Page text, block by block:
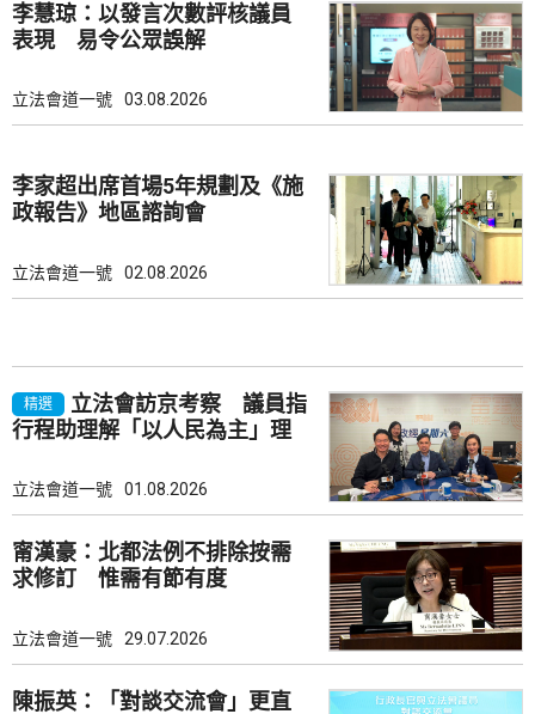
李慧琼：以發言次數評核議員
表現 易令公眾誤解
立法會道一號 03.08.2026
李家超出席首場5年規劃及《施
政報告》地區諮詢會
立法會道一號 02.08.2026
精選
立法會訪京考察 議員指
行程助理解「以人民為主」理
立法會道一號 01.08.2026
甯漢豪：北都法例不排除按需
求修訂 惟需有節有度
立法會道一號 29.07.2026
陳振英：「對談交流會」更直